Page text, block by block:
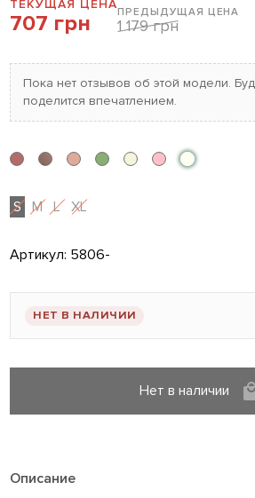
ТЕКУЩАЯ ЦЕНА
707 грн ПРЕДЫДУЩАЯ ЦЕНА
1 179 грн
Пока нет отзывов об этой модели.
поделится впечатлением.
S M L XL
Артикул: 5806-
НЕТ В НАЛИЧИИ
Нет в наличии
Описание